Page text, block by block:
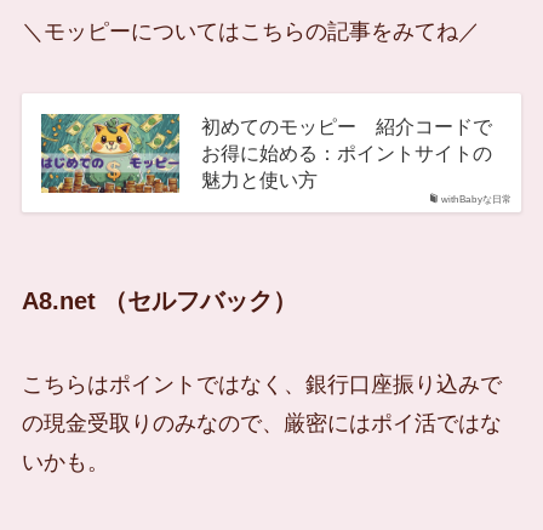
＼モッピーについてはこちらの記事をみてね／
withBabyな日常
初めてのモッピー 紹介コードで
お得に始める：ポイントサイトの
魅力と使い方
A8.net （セルフバック）
こちらはポイントではなく、銀行口座振り込みで
の現金受取りのみなので、厳密にはポイ活ではな
いかも。